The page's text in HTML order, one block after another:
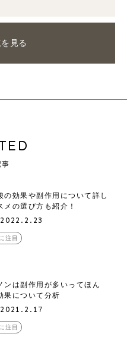
見る
事
の効果や副作用について詳し
メの選び方も紹介！
2022.2.23
注目
ンは副作用が多いってほん
果について分析
2021.2.17
注目